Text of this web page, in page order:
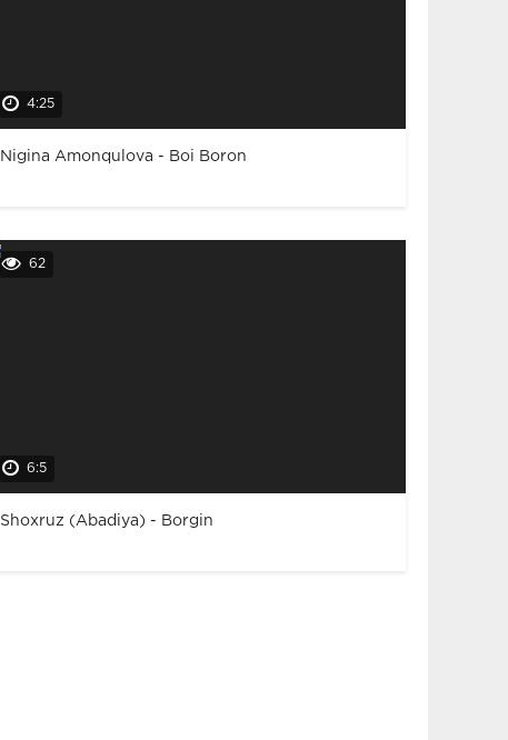
4:25
Nigina Amonqulova - Boi Boron
62
6:5
Shoxruz (Abadiya) - Borgin